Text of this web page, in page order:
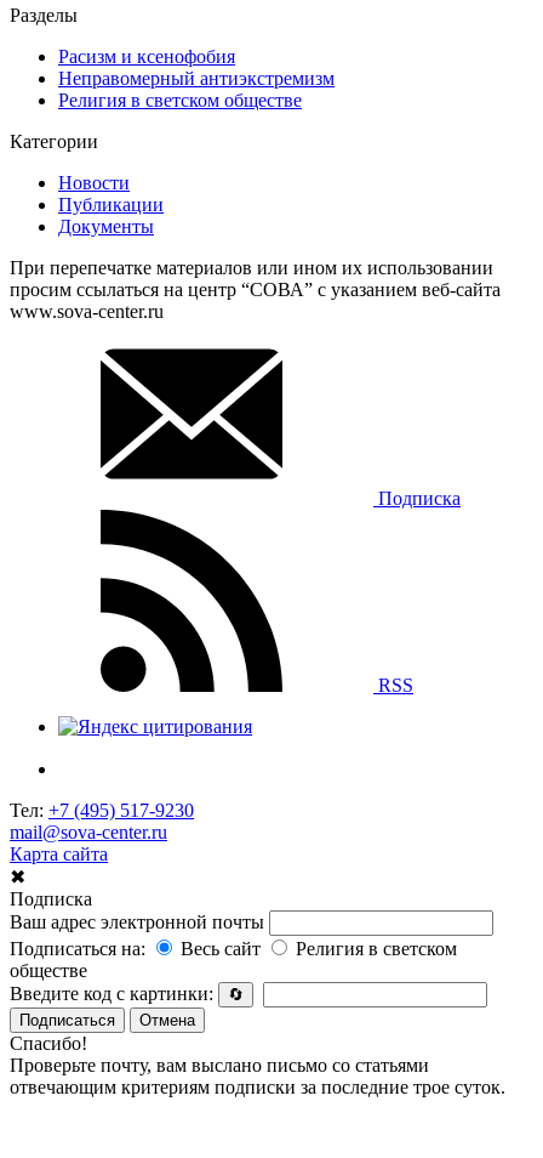
Разделы
Расизм и ксенофобия
Неправомерный антиэкстремизм
Религия в светском обществе
Категории
Новости
Публикации
Документы
При перепечатке материалов или ином их использовании
просим ссылаться на центр “СОВА” с указанием веб-сайта
www.sova-center.ru
Подписка
RSS
Тел: +7 (495) 517-9230
mail@sova-center.ru
Карта сайта
✖
Подписка
Ваш адрес электронной почты
Подписаться на:
Весь сайт
Религия в светском
обществе
Введите код с картинки:
🔄
Подписаться
Отмена
Спасибо!
Проверьте почту, вам выслано письмо со статьями
отвечающим критериям подписки за последние трое суток.